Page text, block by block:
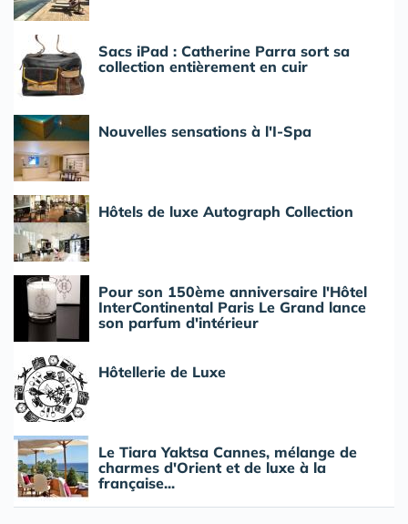
Sacs iPad : Catherine Parra sort sa
collection entièrement en cuir
Nouvelles sensations à l'I-Spa
Hôtels de luxe Autograph Collection
Pour son 150ème anniversaire l'Hôtel
InterContinental Paris Le Grand lance
son parfum d'intérieur
Hôtellerie de Luxe
Le Tiara Yaktsa Cannes, mélange de
charmes d'Orient et de luxe à la
française...